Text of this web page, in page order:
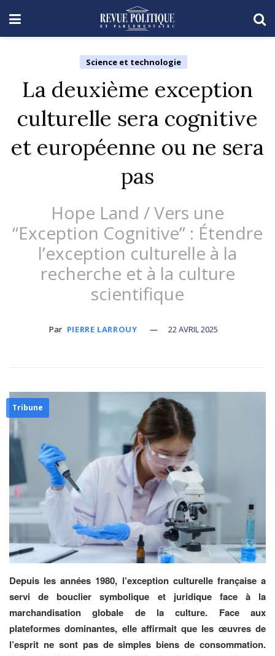
Science et technologie
La deuxième exception
culturelle sera cognitive
et européenne ou ne sera
pas
Hope Land / Vers une
“Exception Cognitive” : Étendre
l’exception culturelle à la
recherche et à la culture
scientifique
Par PIERRE LARROUY 22 AVRIL 2025
Tribune
Depuis les années 1980, l’exception culturelle française a
servi de bouclier symbolique et juridique face à la
marchandisation globale de la culture. Face aux
plateformes dominantes, elle affirmait que les œuvres de
l’esprit ne sont pas de simples biens de consommation.